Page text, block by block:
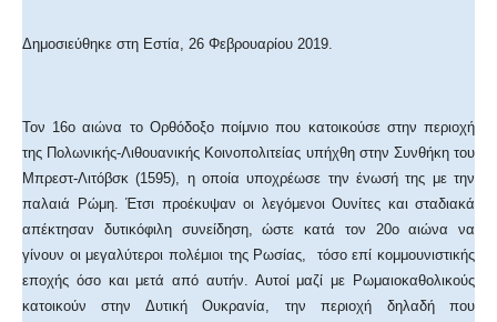
Δημοσιεύθηκε στη Εστία, 26 Φεβρουαρίου 2019.
Τον 16ο αιώνα το Ορθόδοξο ποίμνιο που κατοικούσε στην περιοχή
της Πολωνικής-Λιθουανικής Κοινοπολιτείας υπήχθη στην Συνθήκη του
Μπρεστ-Λιτόβσκ (1595), η οποία υποχρέωσε την ένωσή της με την
παλαιά Ρώμη. Έτσι προέκυψαν οι λεγόμενοι Ουνίτες και σταδιακά
απέκτησαν δυτικόφιλη συνείδηση, ώστε κατά τον 20ο αιώνα να
γίνουν οι μεγαλύτεροι πολέμιοι της Ρωσίας, τόσο επί κομμουνιστικής
εποχής όσο και μετά από αυτήν. Αυτοί μαζί με Ρωμαιοκαθολικούς
κατοικούν στην Δυτική Ουκρανία, την περιοχή δηλαδή που